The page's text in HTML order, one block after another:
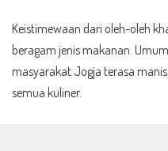
Keistimewaan dari oleh-oleh
beragam jenis makanan.
masyarakat Jogja terasa
semua kuliner.